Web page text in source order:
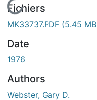
En cours de chargement...
Fichiers
MK33737.PDF (5.45
Date
1976
Authors
Webster, Gary D.